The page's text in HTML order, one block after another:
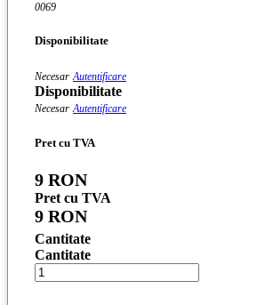
0069
Disponibilitate
Necesar Autentificare
Disponibilitate
Necesar Autentificare
Pret cu TVA
9 RON
Pret cu TVA
9 RON
Cantitate
Cantitate